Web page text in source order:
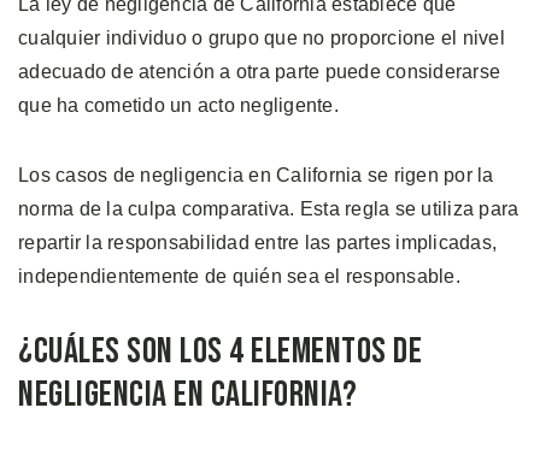
La ley de negligencia de California establece que
cualquier individuo o grupo que no proporcione el nivel
adecuado de atención a otra parte puede considerarse
que ha cometido un acto negligente.
Los casos de negligencia en California se rigen por la
norma de la culpa comparativa. Esta regla se utiliza para
repartir la responsabilidad entre las partes implicadas,
independientemente de quién sea el responsable.
¿Cuáles son los 4 Elementos de
Negligencia en California?